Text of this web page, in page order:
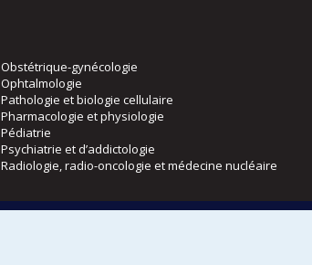
Obstétrique-gynécologie
Ophtalmologie
Pathologie et biologie cellulaire
Pharmacologie et physiologie
Pédiatrie
Psychiatrie et d’addictologie
Radiologie, radio-oncologie et médecine nucléaire